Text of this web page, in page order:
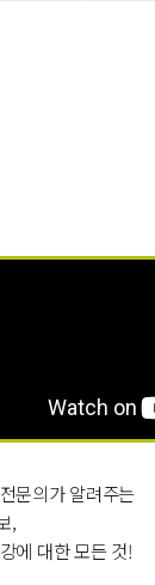
문의가 알려주는
,
에 대한 모든 것!